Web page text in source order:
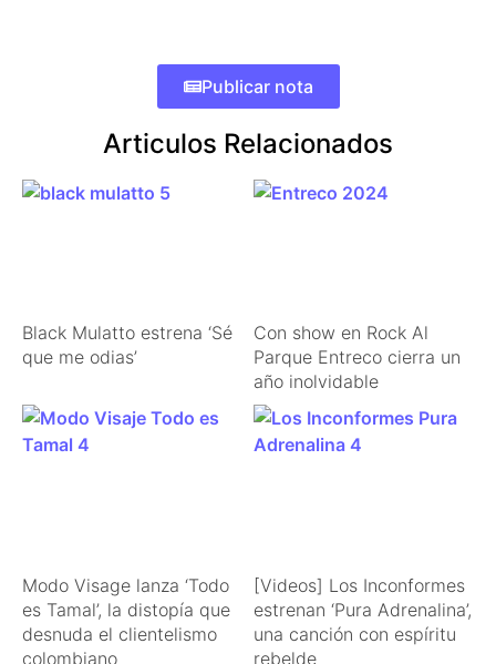
Publicar nota
Articulos Relacionados
Black Mulatto estrena ‘Sé
que me odias’
Con show en Rock Al
Parque Entreco cierra un
año inolvidable
Modo Visage lanza ‘Todo
es Tamal’, la distopía que
desnuda el clientelismo
colombiano
[Videos] Los Inconformes
estrenan ‘Pura Adrenalina’,
una canción con espíritu
rebelde